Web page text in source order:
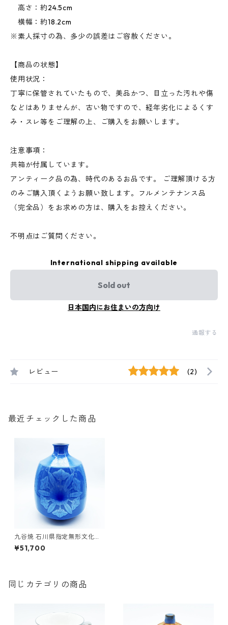
高さ：約24.5cm
横幅：約18.2cm
※素人採寸の為、多少の誤差はご容赦ください。
【商品の状態】
使用状況：
丁寧に保管されていたもので、美品かつ、目立った汚れや傷
などはありませんが、古い物ですので、経年劣化によるくす
み・スレ等をご理解の上、ご購入をお願いします。
注意事項：
共箱が付属しています。
アンティーク品の為、時代のあるお品です。 ご理解頂ける方
のみご購入頂くようお願い致します。フルメンテナンス品
（完全品）をお求めの方は、購入をお控えください。
不明点はご質問ください。
International shipping available
Sold out
日本国内にお住まいの方向け
通報する
レビュー (2)
最近チェックした商品
九谷焼 石川県指定無形文化財
中田一於 淡青釉裏銀彩 壷 花瓶
作家 24.5cm
¥51,700
同じカテゴリの商品